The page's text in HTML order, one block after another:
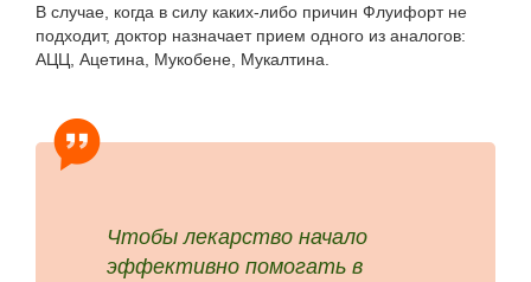
В случае, когда в силу каких-либо причин Флуифорт не
подходит, доктор назначает прием одного из аналогов:
АЦЦ, Ацетина, Мукобене, Мукалтина.
Чтобы лекарство начало
эффективно помогать в